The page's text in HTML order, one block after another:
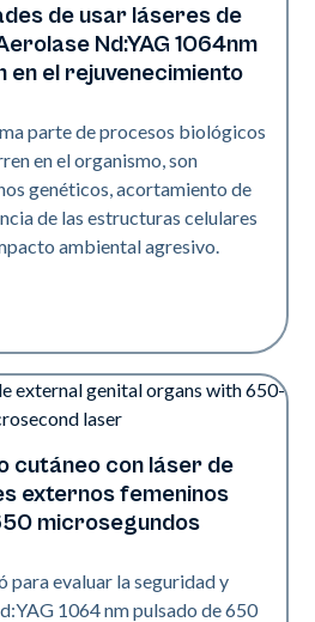
de usar láseres de
Nd:YAG 1064nm
en el rejuvenecimiento
parte de procesos biológicos
en el organismo, son
genéticos, acortamiento de
de las estructuras celulares
ambiental agresivo.
cutáneo con láser de
externos femeninos
microsegundos
para evaluar la seguridad y
1064 nm pulsado de 650